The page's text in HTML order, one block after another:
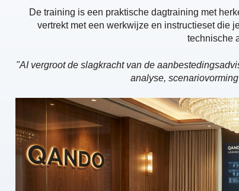
De training is een praktische dagtraining met
vertrekt met een werkwijze en instructieset die
technische
"AI vergroot de slagkracht van de
analyse,